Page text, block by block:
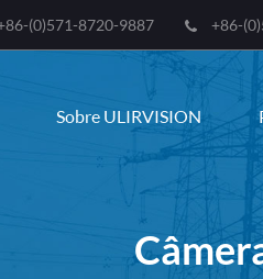
(0)571-8720-9887 +86-
Sobre ULIRVISION